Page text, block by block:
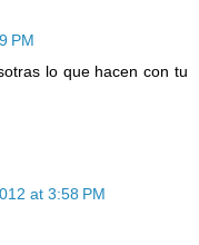
PM
lo que hacen con tu
at 3:58 PM